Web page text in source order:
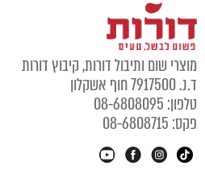
מוצרי שום ותיבול דורות, קיבוץ דורות
ד.נ. 7917500 חוף אשקלון
טלפון: 08-6808095
פקס: 08-6808715